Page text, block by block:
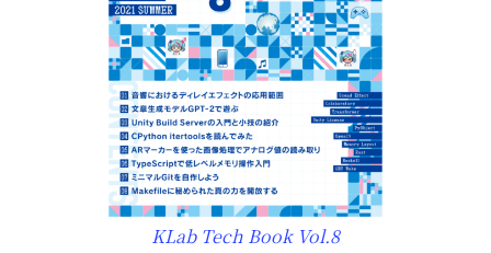
KLab Tech Book Vol.8